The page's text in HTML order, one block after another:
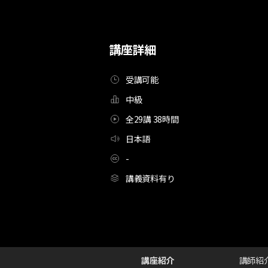
講座詳細
受講可能
中級
全29講 38時間
日本語
-
講義資料有り
[Course]ゲームクリエイター,城間一樹_시로마
Configuration Information Shortcuts
講座紹介 講師紹